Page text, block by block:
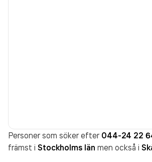
Personer som söker efter 044-24 22
främst i Stockholms län men också i